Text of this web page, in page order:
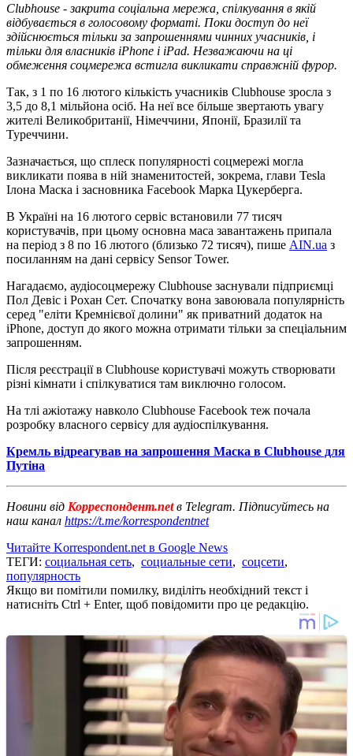
Clubhouse - закрита соціальна мережа, спілкування в якій
відбувається в голосовому форматі. Поки доступ до неї
здійснюється тільки за запрошеннями чинних учасників, і
тільки для власників iPhone і iPad. Незважаючи на ці
обмеження соцмережа встигла викликати справжній фурор.
Так, з 1 по 16 лютого кількість учасників Clubhouse зросла з
3,5 до 8,1 мільйона осіб. На неї все більше звертають увагу
жителі Великобританії, Німеччини, Японії, Бразилії та
Туреччини.
Зазначається, що сплеск популярності соцмережі могла
викликати поява в ній знаменитостей, зокрема, глави Tesla
Ілона Маска і засновника Facebook Марка Цукерберга.
В Україні на 16 лютого сервіс встановили 77 тисяч
користувачів, при цьому основна маса завантажень припала
на період з 8 по 16 лютого (близько 72 тисяч), пише AIN.ua з
посиланням на дані сервісу Sensor Tower.
Нагадаємо, аудіосоцмережу Clubhouse заснували підприємці
Пол Девіс і Рохан Сет. Спочатку вона завоювала популярність
серед "еліти Кремнієвої долини" як приватний додаток на
iPhone, доступ до якого можна отримати тільки за спеціальним
запрошенням.
Після реєстрації в Clubhouse користувачі можуть створювати
різні кімнати і спілкуватися там виключно голосом.
На тлі ажіотажу навколо Clubhouse Facebook теж почала
розробку власного сервісу для аудіоспілкування.
Кремль відреагував на запрошення Маска в Clubhouse для
Путіна
Новини від Корреспондент.netв Telegram. Підписуйтесь на
наш канал https://t.me/korrespondentnet
Читайте Korrespondent.net в Google News
ТЕГИ: социальная сеть, социальные сети, соцсети,
популярность
Якщо ви помітили помилку, виділіть необхідний текст і
натисніть Ctrl + Enter, щоб повідомити про це редакцію.